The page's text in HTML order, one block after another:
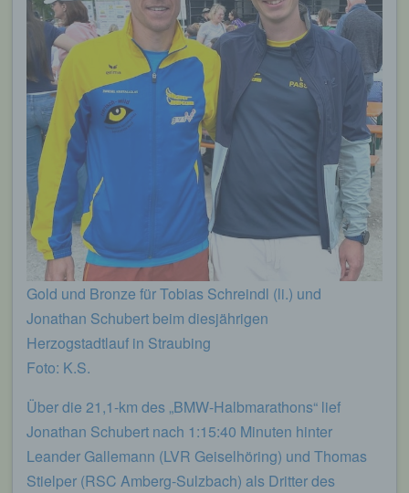
Gold und Bronze für Tobias Schreindl (li.) und
Jonathan Schubert beim diesjährigen
Herzogstadtlauf in Straubing
Foto: K.S.
Über die 21,1-km des „BMW-Halbmarathons“ lief
Jonathan Schubert nach 1:15:40 Minuten hinter
Leander Gallemann (LVR Geiselhöring) und Thomas
Stielper (RSC Amberg-Sulzbach) als Dritter des